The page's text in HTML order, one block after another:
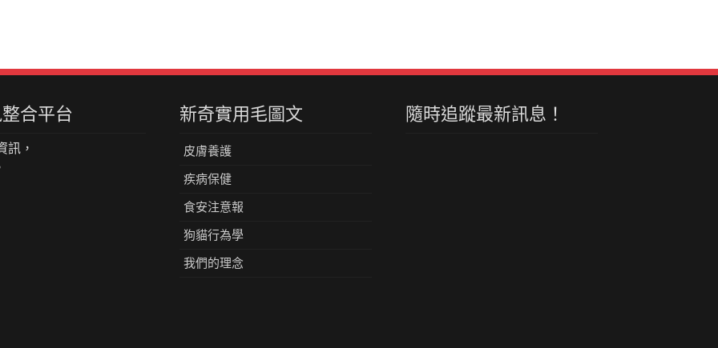
合平台
訊，
新奇實用毛圖文
皮膚養護
疾病保健
食安注意報
狗貓行為學
我們的理念
隨時追蹤最新訊息！